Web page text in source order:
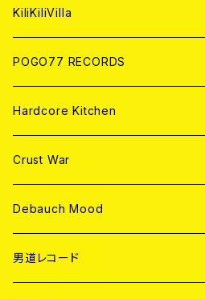
ANALOG
KiliKiliVilla
POGO77 RECORDS
Hardcore Kitchen
Crust War
Debauch Mood
男道レコード